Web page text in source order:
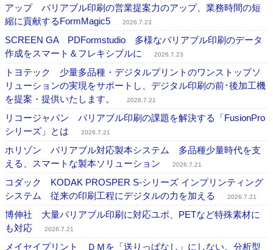
アップ バリアブル印刷の営業提案力のアップ、業務時間の短
縮に貢献するFormMagic5
2026.7.23
SCREEN GA PDFormstudio 多様なバリアブル印刷のデータ
作成をスマート＆フレキシブルに
2026.7.23
トヨテック 少量多品種・デジタルプリントのワンストップソ
リューションの実現をサポートし、デジタル印刷の前･後加工機
を提案・提供いたします。
2026.7.21
リコージャパン バリアブル印刷の課題を解決する「FusionPro
シリーズ」とは
2026.7.21
ホリゾン バリアブル対応製本システム 多品種少量時代を支
える、スマートな製本ソリューション
2026.7.21
コダック KODAK PROSPER S-シリーズ インプリンティング
システム 従来の印刷工程にデジタルの力を加える
2026.7.21
博伸社 大量バリアブル印刷に対応ユポ、PETなど特殊素材に
も対応
2026.7.21
メイセイプリント ＤＭを「送りっぱなし」にしない。分析型